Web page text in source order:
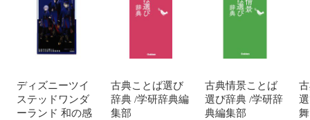
ディズニーツイ
ステッドワンダ
ーランド 和の感
古典ことば選び
辞典 /学研辞典編
集部
古典情景ことば
選び辞典 /学研辞
典編集部